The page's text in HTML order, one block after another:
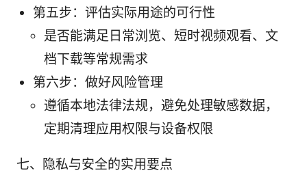
第五步：评估实际用途的可行性
是否能满足日常浏览、短时视频观看、文
档下载等常规需求
第六步：做好风险管理
遵循本地法律法规，避免处理敏感数据，
定期清理应用权限与设备权限
七、隐私与安全的实用要点